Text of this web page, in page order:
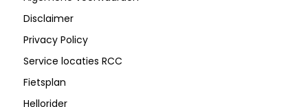
Disclaimer
Privacy Policy
Service locaties RCC
Fietsplan
Hellorider